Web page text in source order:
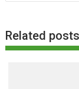
Related posts